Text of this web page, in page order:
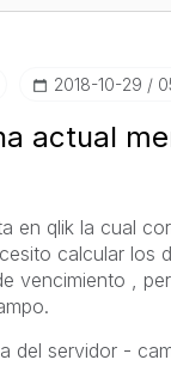
‎2018-10-29
actual
en qlik la cual
calcular los
vencimiento ,
del servidor -